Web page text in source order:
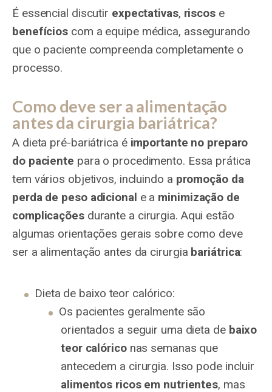
É essencial discutir expectativas, riscos e
benefícios com a equipe médica, assegurando
que o paciente compreenda completamente o
processo.
Como deve ser a alimentação
antes da cirurgia bariátrica?
A dieta pré-bariátrica é importante no preparo
do paciente para o procedimento. Essa prática
tem vários objetivos, incluindo a promoção da
perda de peso adicional e a minimização de
complicaçõesdurante a cirurgia. Aqui estão
algumas orientações gerais sobre como deve
ser a alimentação antes da cirurgia bariátrica:
Dieta de baixo teor calórico:
Os pacientes geralmente são
orientados a seguir uma dieta debaixo
teor calóriconas semanas que
antecedem a cirurgia. Isso pode incluir
alimentos ricos em nutrientes, mas